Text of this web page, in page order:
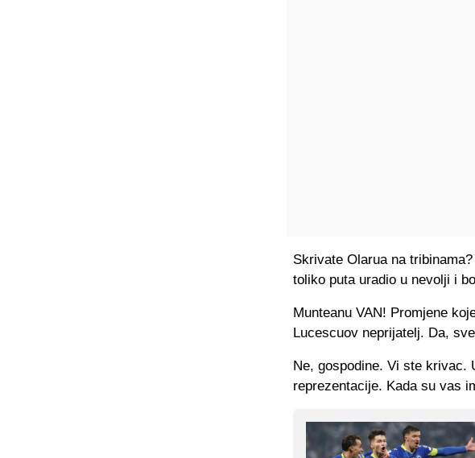
Skrivate Olarua na
toliko puta uradio u nevolji i
Munteanu VAN! Promjene
Lucescuov neprijatelj. Da,
Ne, gospodine. Vi ste krivac.
reprezentacije. Kada su vas